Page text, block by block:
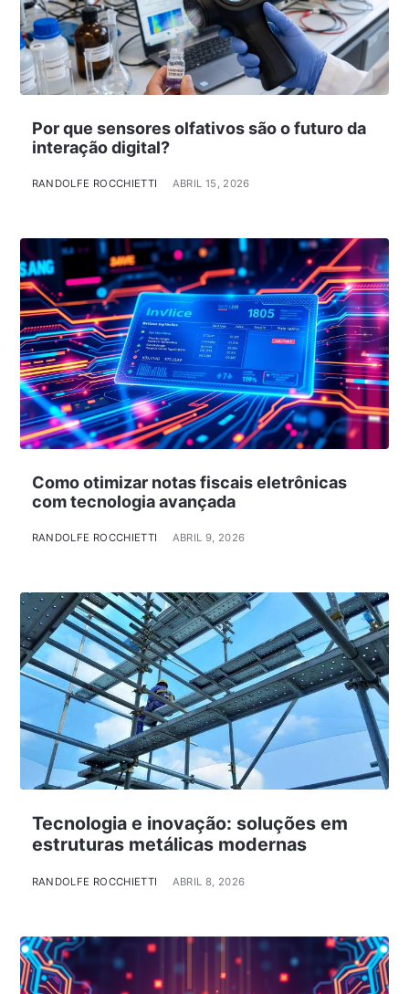
Por que sensores olfativos são o futuro da
interação digital?
RANDOLFE ROCCHIETTI ABRIL 15, 2026
Como otimizar notas fiscais eletrônicas
com tecnologia avançada
RANDOLFE ROCCHIETTI ABRIL 9, 2026
Tecnologia e inovação: soluções em
estruturas metálicas modernas
RANDOLFE ROCCHIETTI ABRIL 8, 2026